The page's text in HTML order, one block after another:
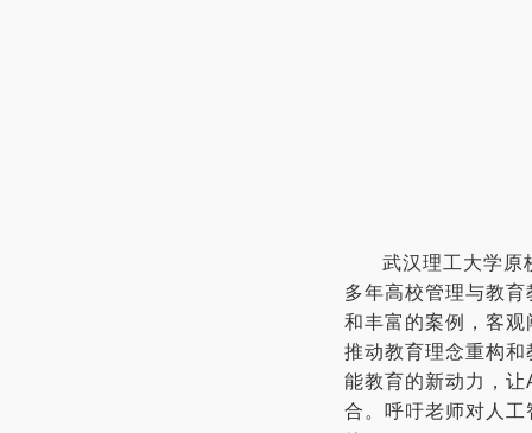
武汉理工大学原
多年高校管理与教
和丰富的案例，客
推动教育理念重构
能教育的新动力，让
合。呼吁老师对人